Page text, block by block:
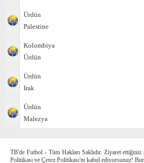
Ürdün
Palestine
Kolombiya
Ürdün
Ürdün
Irak
Ürdün
Malezya
TB'de Futbol - Tüm Hakları Saklıdır. Ziyaret
Politikası ve Çerez Politikası'nı kabul ediyorsunuz!